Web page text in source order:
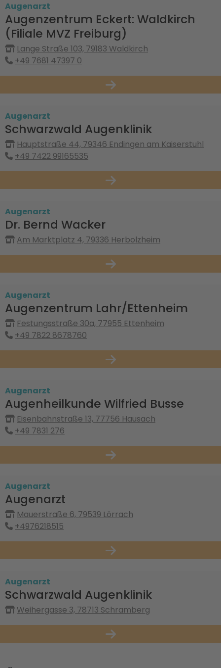
Augenarzt
Augenzentrum Eckert: Waldkirch
(Filiale MVZ Freiburg)
Lange Straße 103, 79183 Waldkirch
+49 7681 47397 0
Augenarzt
Schwarzwald Augenklinik
Hauptstraße 44, 79346 Endingen am Kaiserstuhl
+49 7422 99165535
Augenarzt
Dr. Bernd Wacker
Am Marktplatz 4, 79336 Herbolzheim
Augenarzt
Augenzentrum Lahr/Ettenheim
Festungsstraße 30a, 77955 Ettenheim
+49 7822 8678760
Augenarzt
Augenheilkunde Wilfried Busse
Eisenbahnstraße 13, 77756 Hausach
+49 7831 276
Augenarzt
Augenarzt
Mauerstraße 6, 79539 Lörrach
+4976218515
Augenarzt
Schwarzwald Augenklinik
Weihergasse 3, 78713 Schramberg